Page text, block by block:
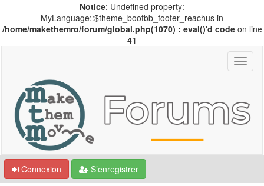
Notice: Undefined property:
MyLanguage::$theme_bootbb_footer_reachus in
/home/makethemro/forum/global.php(1070) : eval()'d codeon line
41
Connexion S’enregistrer